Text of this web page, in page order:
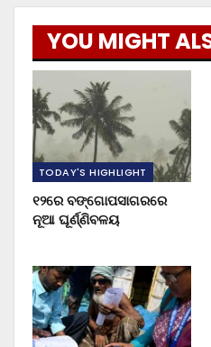
YOU MIGHT
TODAY'S HIGHLIGHT
୧୨ରେ ବଙ୍ଗୋପସାଗରରେ
ନୂଆ ଘୂର୍ଣ୍ଣିବଳୟ